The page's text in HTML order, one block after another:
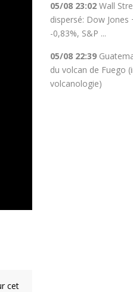
cet
05/08 23:02 Wall
dispersé: Dow Jones
-0,83%, S&P ...
05/08 22:39
du volcan de Fuego
volcanologie)